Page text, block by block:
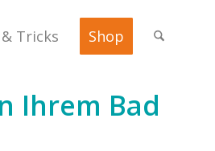
Tricks Shop
Ihrem Bad